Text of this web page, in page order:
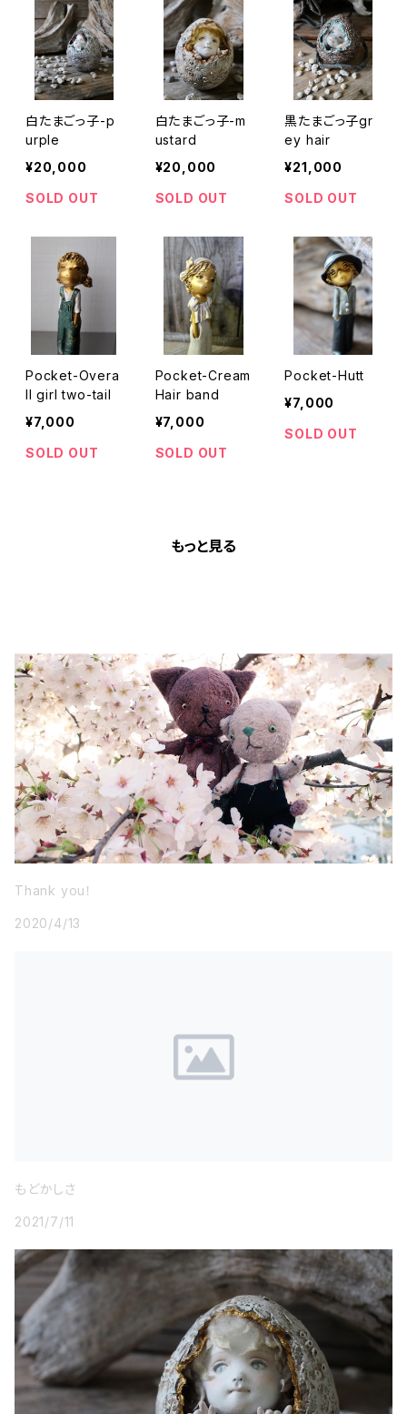
白たまごっ子-p
urple
¥20,000
SOLD OUT
白たまごっ子-m
ustard
¥20,000
SOLD OUT
黒たまごっ子gr
ey hair
¥21,000
SOLD OUT
Pocket-Overa
ll girl two-tail
¥7,000
SOLD OUT
Pocket-Cream
Hair band
¥7,000
SOLD OUT
Pocket-Hutt
¥7,000
SOLD OUT
もっと見る
Thank you！
2020/4/13
もどかしさ
2021/7/11